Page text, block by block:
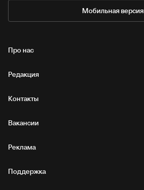
Мобильная версия
Про нас
Редакция
Контакты
Вакансии
Реклама
Поддержка